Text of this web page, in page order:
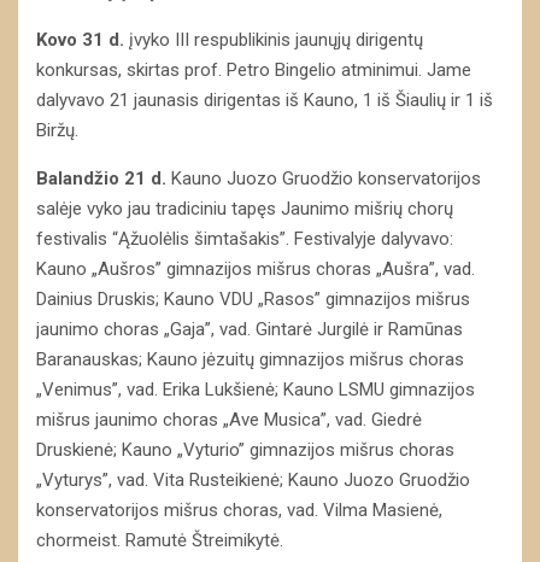
Kovo 31 d. įvyko III respublikinis jaunųjų dirigentų
konkursas, skirtas prof. Petro Bingelio atminimui. Jame
dalyvavo 21 jaunasis dirigentas iš Kauno, 1 iš Šiaulių ir 1 iš
Biržų.
Balandžio 21 d. Kauno Juozo Gruodžio konservatorijos
salėje vyko jau tradiciniu tapęs Jaunimo mišrių chorų
festivalis “Ąžuolėlis šimtašakis”. Festivalyje dalyvavo:
Kauno „Aušros” gimnazijos mišrus choras „Aušra”, vad.
Dainius Druskis; Kauno VDU „Rasos” gimnazijos mišrus
jaunimo choras „Gaja”, vad. Gintarė Jurgilė ir Ramūnas
Baranauskas; Kauno jėzuitų gimnazijos mišrus choras
„Venimus”, vad. Erika Lukšienė; Kauno LSMU gimnazijos
mišrus jaunimo choras „Ave Musica”, vad. Giedrė
Druskienė; Kauno „Vyturio” gimnazijos mišrus choras
„Vyturys”, vad. Vita Rusteikienė; Kauno Juozo Gruodžio
konservatorijos mišrus choras, vad. Vilma Masienė,
chormeist. Ramutė Štreimikytė.